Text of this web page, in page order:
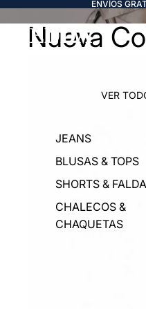
ENVÍOS
FREDDA
VER
JEANS
BLUSAS & TOPS
SHORTS &
CHALECOS &
CHAQUETAS
Nueva